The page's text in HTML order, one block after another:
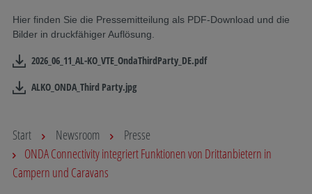
Hier finden Sie die Pressemitteilung als PDF-Download und die
Bilder in druckfähiger Auflösung.
2026_06_11_AL-KO_VTE_OndaThirdParty_DE.pdf
ALKO_ONDA_Third Party.jpg
Start Newsroom
Presse
ONDA Connectivity integriert Funktionen von Drittanbietern in
Campern und Caravans